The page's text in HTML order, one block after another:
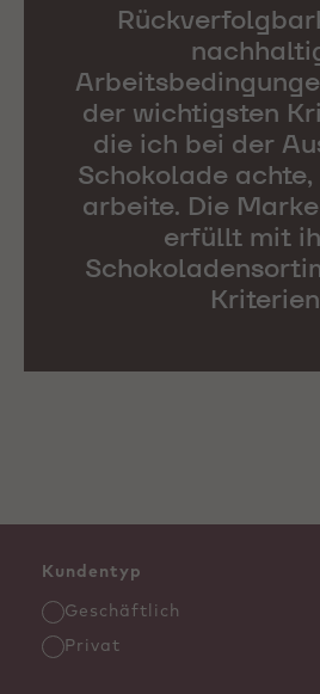
der wichtigsten
die ich bei der
Schokolade
arbeite. Die
erfüllt mit
Kundentyp
Geschäftlich
Privat